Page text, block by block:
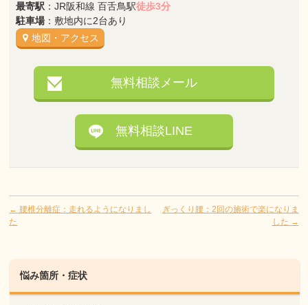
最寄駅 ：JR阪和線 百舌鳥駅徒歩3分
駐車場 ：敷地内に2台あり
地図・アクセス
無料相談メール
無料相談LINE
← 腰椎分離症：走れるようになりまし
た
ぎっくり腰：2回の施術で楽になりま
した →
悩み箇所・症状